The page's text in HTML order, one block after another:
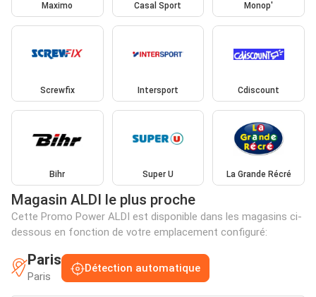
Maximo Casal Sport Monop'
Screwfix Intersport Cdiscount
Bihr Super U La Grande Récré
Magasin ALDI le plus proche
Cette Promo Power ALDI est disponible dans les magasins ci-
dessous en fonction de votre emplacement configuré:
Paris
Paris
Détection automatique